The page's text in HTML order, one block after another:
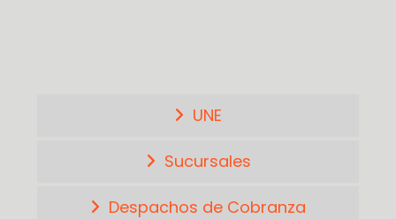
UNE
Sucursales
Despachos de Cobranza